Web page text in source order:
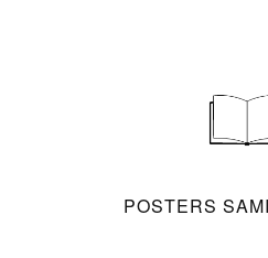
POSTERS